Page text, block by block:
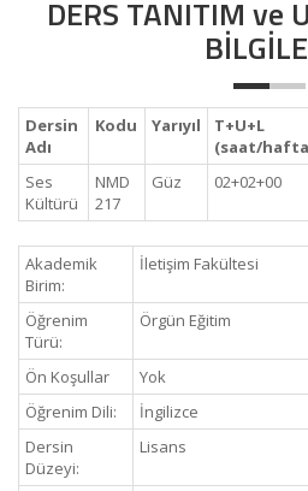
DERS TANITIM ve
Dersin
Adı
Kodu Yarıyıl
T+U+L
(saat/
Ses
Kültürü
NMD
217
Güz 02+02+00
Akademik
Birim:
İletişim Fakültesi
Öğrenim
Türü:
Örgün Eğitim
Ön Koşullar
Yok
Öğrenim Dili:
İngilizce
Dersin
Düzeyi:
Lisans